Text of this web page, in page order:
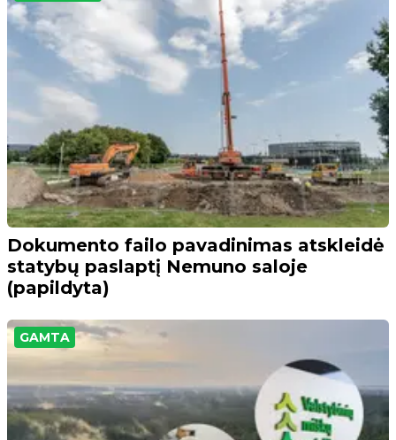
Dokumento failo pavadinimas atskleidė
statybų paslaptį Nemuno saloje
(papildyta)
GAMTA